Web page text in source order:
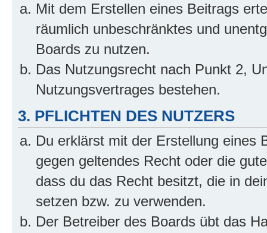
Mit dem Erstellen eines Beitrags
räumlich unbeschränktes und
Boards zu nutzen.
Das Nutzungsrecht nach Punkt 2,
Nutzungsvertrages bestehen.
3. PFLICHTEN DES NUTZERS
Du erklärst mit der Erstellung eines
gegen geltendes Recht oder die
dass du das Recht besitzt, die in
setzen bzw. zu verwenden.
Der Betreiber des Boards übt das